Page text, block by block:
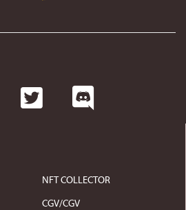
NFT COLLECTOR
CGV/CGV